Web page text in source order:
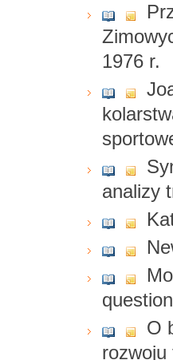
1976 r.
analizy
O
rozwoju